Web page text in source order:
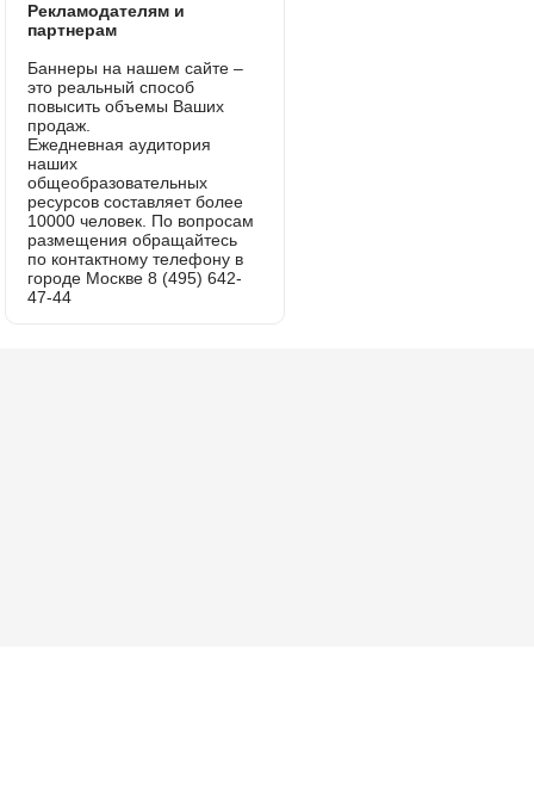
Рекламодателям и
партнерам
Баннеры на нашем сайте –
это реальный способ
повысить объемы Ваших
продаж.
Ежедневная аудитория
наших
общеобразовательных
ресурсов составляет более
10000 человек. По вопросам
размещения обращайтесь
по контактному телефону в
городе Москве 8 (495) 642-
47-44